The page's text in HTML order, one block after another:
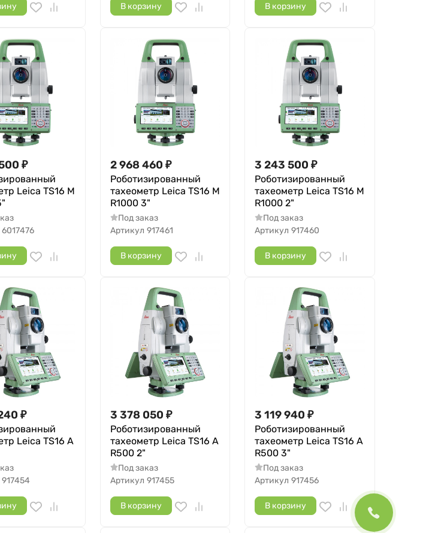
В корзину В корзину
₽
Leica TS16 M
6017476
2 968 460 ₽
Роботизированный
тахеометр Leica TS16 M
R1000 3"
Под заказ
Артикул 917461
В корзину
3 243 500 ₽
Роботизированный
тахеометр Leica TS16 M
R1000 2"
Под заказ
Артикул 917460
В корзину
₽
Leica TS16 A
917454
3 378 050 ₽
Роботизированный
тахеометр Leica TS16 A
R500 2"
Под заказ
Артикул 917455
В корзину
3 119 940 ₽
Роботизированный
тахеометр Leica TS16 A
R500 3"
Под заказ
Артикул 917456
В корзину